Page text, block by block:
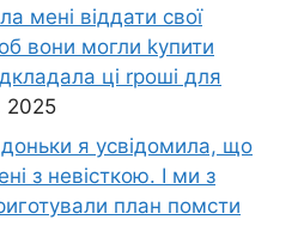
мені віддати свої
вони могли kупити
ці rроші для
2025
доньки я усвідомила, що
з невісткою. І ми з
план помсти